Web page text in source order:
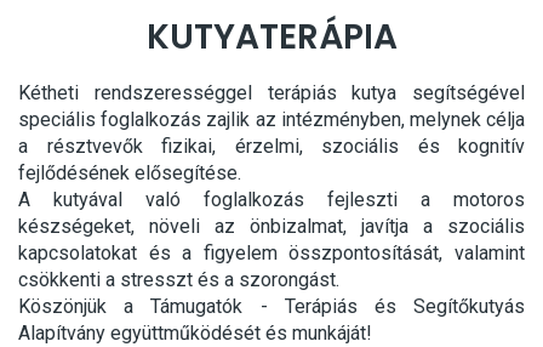
KUTYATERÁPIA
Kétheti rendszerességgel terápiás kutya segítségével
speciális foglalkozás zajlik az intézményben, melynek célja
a résztvevők fizikai, érzelmi, szociális és kognitív
fejlődésének elősegítése.
A kutyával való foglalkozás fejleszti a motoros
készségeket, növeli az önbizalmat, javítja a szociális
kapcsolatokat és a figyelem összpontosítását, valamint
csökkenti a stresszt és a szorongást.
Köszönjük a Támugatók - Terápiás és Segítőkutyás
Alapítvány együttműködését és munkáját!